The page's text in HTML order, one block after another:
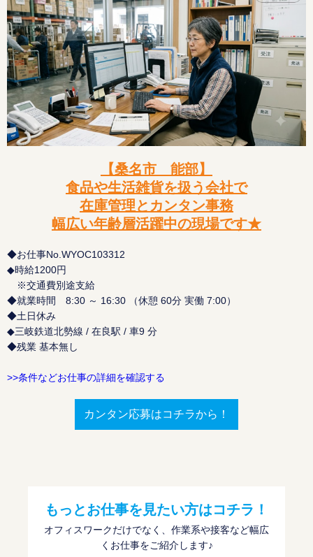
【桑名市 能部】
食品や生活雑貨を扱う会社で
在庫管理とカンタン事務
幅広い年齢層活躍中の現場です★
◆お仕事No.WYOC103312
◆時給1200円
※交通費別途支給
◆就業時間 8:30 ～ 16:30 （休憩 60分 実働 7:00）
◆土日休み
◆三岐鉄道北勢線 / 在良駅 / 車9 分
◆残業 基本無し
>>条件などお仕事の詳細を確認する
カンタン応募はコチラから！
もっとお仕事を見たい方はコチラ！
オフィスワークだけでなく、作業系や接客など幅広
くお仕事をご紹介します♪